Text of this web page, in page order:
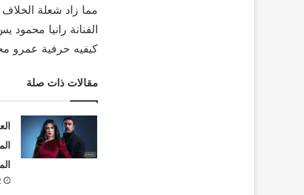
مما زاد شعلة
الفنانة رانيا
كيفيه حرفية عمرو
مقالات ذات صلة